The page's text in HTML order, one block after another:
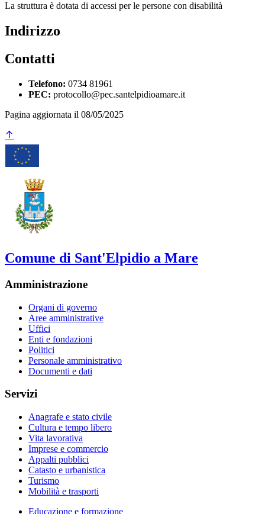
La struttura è dotata di accessi per le persone con disabilità
Indirizzo
Contatti
Telefono: 0734 81961
PEC: protocollo@pec.santelpidioamare.it
Pagina aggiornata il 08/05/2025
Comune di Sant'Elpidio a Mare
Amministrazione
Organi di governo
Aree amministrative
Uffici
Enti e fondazioni
Politici
Personale amministrativo
Documenti e dati
Servizi
Anagrafe e stato civile
Cultura e tempo libero
Vita lavorativa
Imprese e commercio
Appalti pubblici
Catasto e urbanistica
Turismo
Mobilità e trasporti
Educazione e formazione